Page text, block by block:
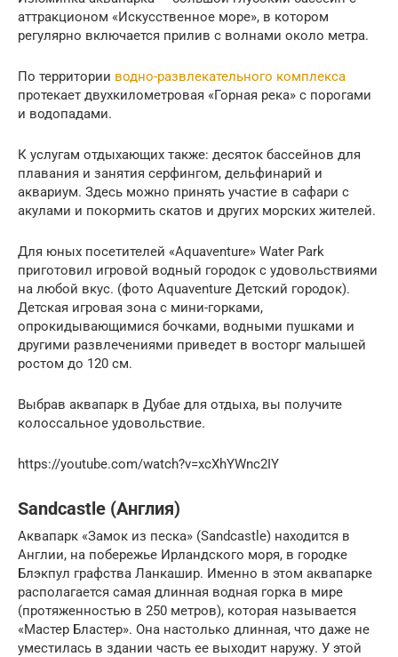
аттракционом «Искусственное море», в котором
регулярно включается прилив с волнами около метра.
По территории водно-развлекательного комплекса
протекает двухкилометровая «Горная река» с порогами
и водопадами.
К услугам отдыхающих также: десяток бассейнов для
плавания и занятия серфингом, дельфинарий и
аквариум. Здесь можно принять участие в сафари с
акулами и покормить скатов и других морских жителей.
Для юных посетителей «Aquaventure» Water Park
приготовил игровой водный городок с удовольствиями
на любой вкус. (фото Aquaventure Детский городок).
Детская игровая зона с мини-горками,
опрокидывающимися бочками, водными пушками и
другими развлечениями приведет в восторг малышей
ростом до 120 см.
Выбрав аквапарк в Дубае для отдыха, вы получите
колоссальное удовольствие.
https://youtube.com/watch?v=xcXhYWnc2IY
Sandcastle (Англия)
Аквапарк «Замок из песка» (Sandcastle) находится в
Англии, на побережье Ирландского моря, в городке
Блэкпул графства Ланкашир. Именно в этом аквапарке
располагается самая длинная водная горка в мире
(протяженностью в 250 метров), которая называется
«Мастер Бластер». Она настолько длинная, что даже не
уместилась в здании часть ее выходит наружу. У этой